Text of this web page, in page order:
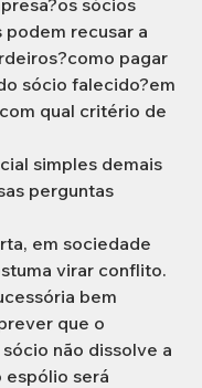
sócios
recusar a
pagar
sócio falecido?em
qual critério de
simples demais
perguntas
em sociedade
virar conflito.
bem
que o
não dissolve a
espólio será